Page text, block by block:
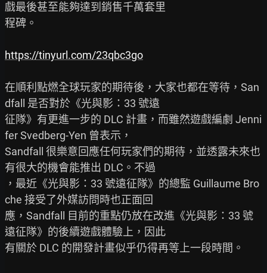
戲最後甚至能夠達到銷售千萬套里
程碑。
https://tinyurl.com/23qbc3go
在順利點燃全球玩家的期待後，大家也都在等待，San
dfall 是否對於《光與影：33 號遠
征隊》有更進一步的 DLC 計畫，而雖然遊戲編劇 Jenni
fer Svedberg-Yen 曾表示，
Sandfall 很樂意回應任何玩家們的期待，並透露未來也
有很大的機會能推出 DLC。不過
，最近《光與影：33 號遠征隊》的總監 Guillaume Bro
che 接受了外媒訪問時也正面回
應，Sandfall 目前的重點仍放在改進《光與影：33 號
遠征隊》的後續遊戲體驗上，因此
有關於 DLC 的開發計畫似乎仍得再等上一段時間。